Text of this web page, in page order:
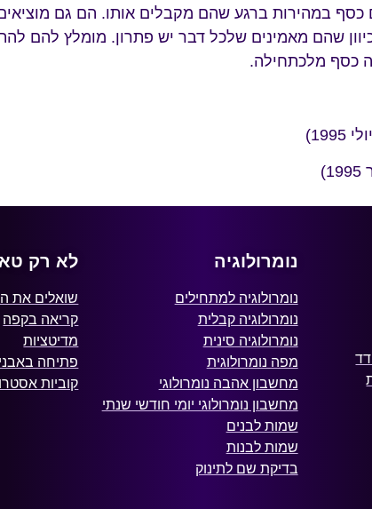
כסף במהירות ברגע שהם מקבלים אותו. הם גם
שהם מאמינים שלכל דבר יש פתרון. מומלץ להם
כסף מלכתחילה.
נומרולוגיה
נומרולוגיה למתחילים
נומרולוגיה קבלית
נומרולוגיה סינית
מפה נומרולוגית
מחשבון אהבה נומרולוגי
מחשבון נומרולוגי יומי חודשי שנתי
שמות לבנים
שמות לבנות
בדיקת שם לתינוק
לא רק
שואלים את
קריאה בקפה
מדיטציות
פתיחה
קוביות